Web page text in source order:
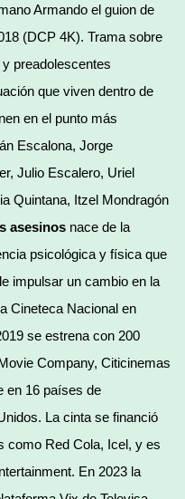
Armando el guion de
(DCP 4K). Trama sobre
preadolescentes
que viven dentro de
en el punto más
Escalona, Jorge
Julio Escalero, Uriel
Quintana, Itzel Mondragón
asesinos nace de la
psicológica y física que
impulsar un cambio en la
Cineteca Nacional en
se estrena con 200
Company, Citicinemas
en 16 países de
La cinta se financió
como Red Cola, Icel, y es
En 2023 la